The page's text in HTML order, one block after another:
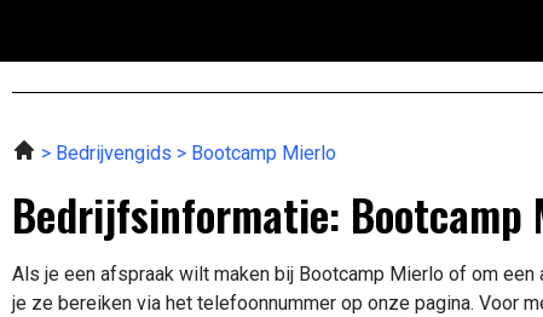
Bedrijvengids Bootcamp Mierlo
Bedrijfsinformatie: Bootcamp
Als je een afspraak wilt maken bij Bootcamp Mierlo of om een
je ze bereiken via het telefoonnummer op onze pagina. Voor